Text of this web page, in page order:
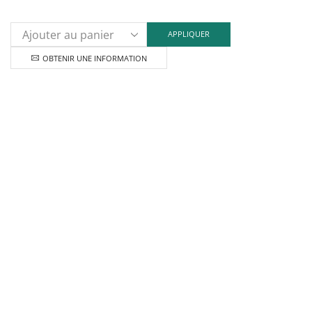
APPLIQUER
OBTENIR UNE INFORMATION